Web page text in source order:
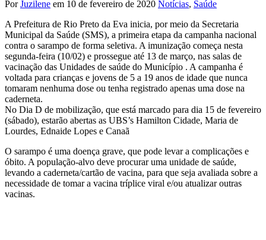
PorJuzilene em 10 de fevereiro de 2020 Notícias, Saúde
A Prefeitura de Rio Preto da Eva inicia, por meio da Secretaria
Municipal da Saúde (SMS), a primeira etapa da campanha nacional
contra o sarampo de forma seletiva. A imunização começa nesta
segunda-feira (10/02) e prossegue até 13 de março, nas salas de
vacinação das Unidades de saúde do Município . A campanha é
voltada para crianças e jovens de 5 a 19 anos de idade que nunca
tomaram nenhuma dose ou tenha registrado apenas uma dose na
caderneta.
No Dia D de mobilização, que está marcado para dia 15 de fevereiro
(sábado), estarão abertas as UBS’s Hamilton Cidade, Maria de
Lourdes, Ednaide Lopes e Canaã
O sarampo é uma doença grave, que pode levar a complicações e
óbito. A população-alvo deve procurar uma unidade de saúde,
levando a caderneta/cartão de vacina, para que seja avaliada sobre a
necessidade de tomar a vacina tríplice viral e/ou atualizar outras
vacinas.